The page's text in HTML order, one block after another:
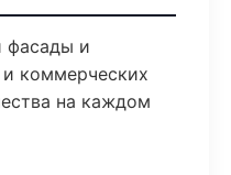
фасады и
коммерческих
на каждом